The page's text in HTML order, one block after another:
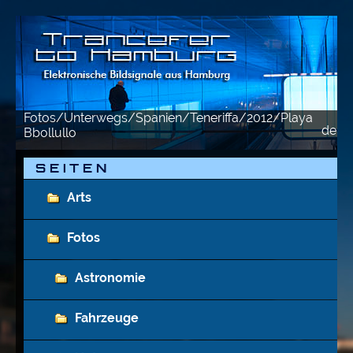
Fotos/Unterwegs/Spanien/Teneriffa/2012/Playa
Bbollullo
de
S E I T E N
Arts
Fotos
Astronomie
Fahrzeuge